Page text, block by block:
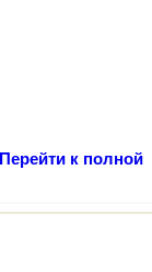
Перейти к полной